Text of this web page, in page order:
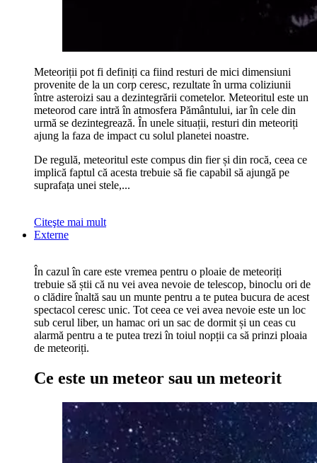
Meteoriții pot fi definiți ca fiind resturi de mici dimensiuni
provenite de la un corp ceresc, rezultate în urma coliziunii
între asteroizi sau a dezintegrării cometelor. Meteoritul este un
meteorod care intră în atmosfera Pământului, iar în cele din
urmă se dezintegrează. În unele situații, resturi din meteoriți
ajung la faza de impact cu solul planetei noastre.
De regulă, meteoritul este compus din fier și din rocă, ceea ce
implică faptul că acesta trebuie să fie capabil să ajungă pe
suprafața unei stele,...
Citeşte mai mult
Externe
În cazul în care este vremea pentru o ploaie de meteoriți
trebuie să știi că nu vei avea nevoie de telescop, binoclu ori de
o clădire înaltă sau un munte pentru a te putea bucura de acest
spectacol ceresc unic. Tot ceea ce vei avea nevoie este un loc
sub cerul liber, un hamac ori un sac de dormit și un ceas cu
alarmă pentru a te putea trezi în toiul nopții ca să prinzi ploaia
de meteoriți.
Ce este un meteor sau un meteorit